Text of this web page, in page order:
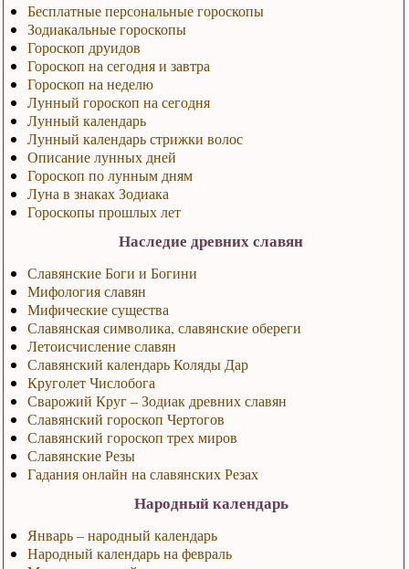
Бесплатные персональные гороскопы
Зодиакальные гороскопы
Гороскоп друидов
Гороскоп на сегодня и завтра
Гороскоп на неделю
Лунный гороскоп на сегодня
Лунный календарь
Лунный календарь стрижки волос
Описание лунных дней
Гороскоп по лунным дням
Луна в знаках Зодиака
Гороскопы прошлых лет
Наследие древних славян
Славянские Боги и Богини
Мифология славян
Мифические существа
Славянская символика, славянские обереги
Летоисчисление славян
Славянский календарь Коляды Дар
Круголет Числобога
Сварожий Круг – Зодиак древних славян
Славянский гороскоп Чертогов
Славянский гороскоп трех миров
Славянские Резы
Гадания онлайн на славянских Резах
Народный календарь
Январь – народный календарь
Народный календарь на февраль